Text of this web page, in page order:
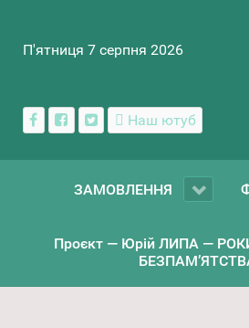
П'ятниця 7 серпня 2026
Наш ютуб
ЗАМОВЛЕННЯ
Проєкт — Юрій ЛИПА —